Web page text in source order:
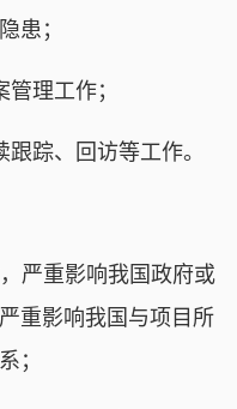
患；
理工作；
踪、回访等工作。
严重影响我国政府或
重影响我国与项目所
；